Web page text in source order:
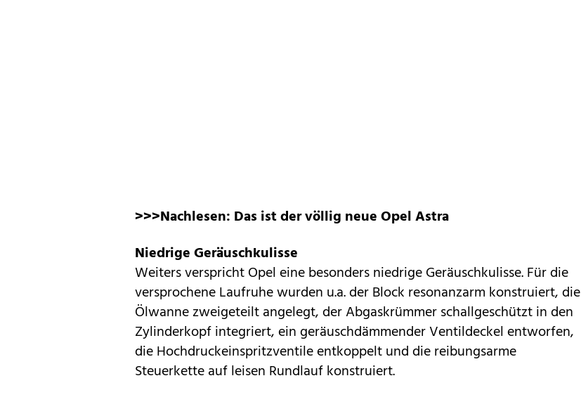
>>>Nachlesen: Das ist der völlig neue Opel Astra
Niedrige Geräuschkulisse
Weiters verspricht Opel eine besonders niedrige Geräuschkulisse. Für die
versprochene Laufruhe wurden u.a. der Block resonanzarm konstruiert, die
Ölwanne zweigeteilt angelegt, der Abgaskrümmer schallgeschützt in den
Zylinderkopf integriert, ein geräuschdämmender Ventildeckel entworfen,
die Hochdruckeinspritzventile entkoppelt und die reibungsarme
Steuerkette auf leisen Rundlauf konstruiert.